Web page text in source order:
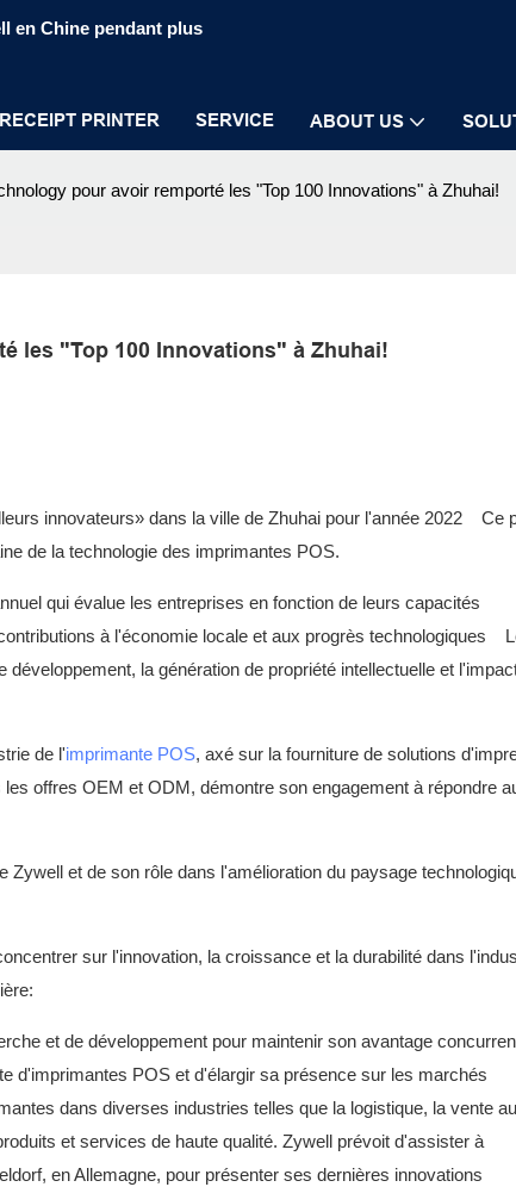
en Chine pendant plus
RECEIPT PRINTER SERVICE ABOUT US
pour avoir remporté les "Top 100 Innovations" à Zhuhai!
les "Top 100 Innovations" à Zhuhai!
innovateurs» dans la ville de Zhuhai pour l'année 2022 Ce
de la technologie des imprimantes POS.
qui évalue les entreprises en fonction de leurs capacités
à l'économie locale et aux progrès technologiques
la génération de propriété intellectuelle et
de l'imprimante POS, axé sur la fourniture de solutions
offres OEM et ODM, démontre son engagement à répondre
et de son rôle dans l'amélioration du paysage
sur l'innovation, la croissance et la durabilité dans
et de développement pour maintenir son avantage
d'imprimantes POS et d'élargir sa présence sur les marchés
dans diverses industries telles que la logistique, la vente au
et services de haute qualité. Zywell prévoit d'assister à
en Allemagne, pour présenter ses dernières innovations